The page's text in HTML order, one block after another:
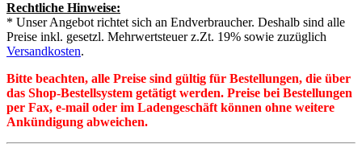
Rechtliche Hinweise:
* Unser Angebot richtet sich an Endverbraucher. Deshalb sind alle
Preise inkl. gesetzl. Mehrwertsteuer z.Zt. 19% sowie zuzüglich
Versandkosten.
Bitte beachten, alle Preise sind gültig für Bestellungen, die über
das Shop-Bestellsystem getätigt werden. Preise bei Bestellungen
per Fax, e-mail oder im Ladengeschäft können ohne weitere
Ankündigung abweichen.